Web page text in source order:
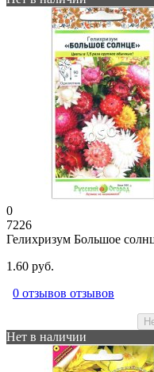
0
7226
Гелихризум Большое
1.60 руб.
0 отзывов отзывов
Нет в наличии